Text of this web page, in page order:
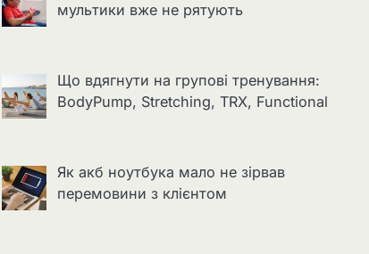
мультики вже не рятують
Що вдягнути на групові тренування:
BodyPump, Stretching, TRX, Functional
Як акб ноутбука мало не зірвав
перемовини з клієнтом